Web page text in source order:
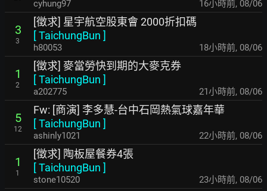
cyhung97 16小時前, 08/06
3
3
[徵求] 星宇航空股東會 2000折扣碼
[TaichungBun ]
h80053 18小時前, 08/06
1
2
[徵求] 麥當勞快到期的大麥克券
[TaichungBun ]
a202775 21小時前, 08/06
5
12
Fw: [商演] 李多慧-台中石岡熱氣球嘉年華
[TaichungBun ]
ashinly1021 22小時前, 08/06
1
1
[徵求] 陶板屋餐券4張
[TaichungBun ]
stone10520 23小時前, 08/06